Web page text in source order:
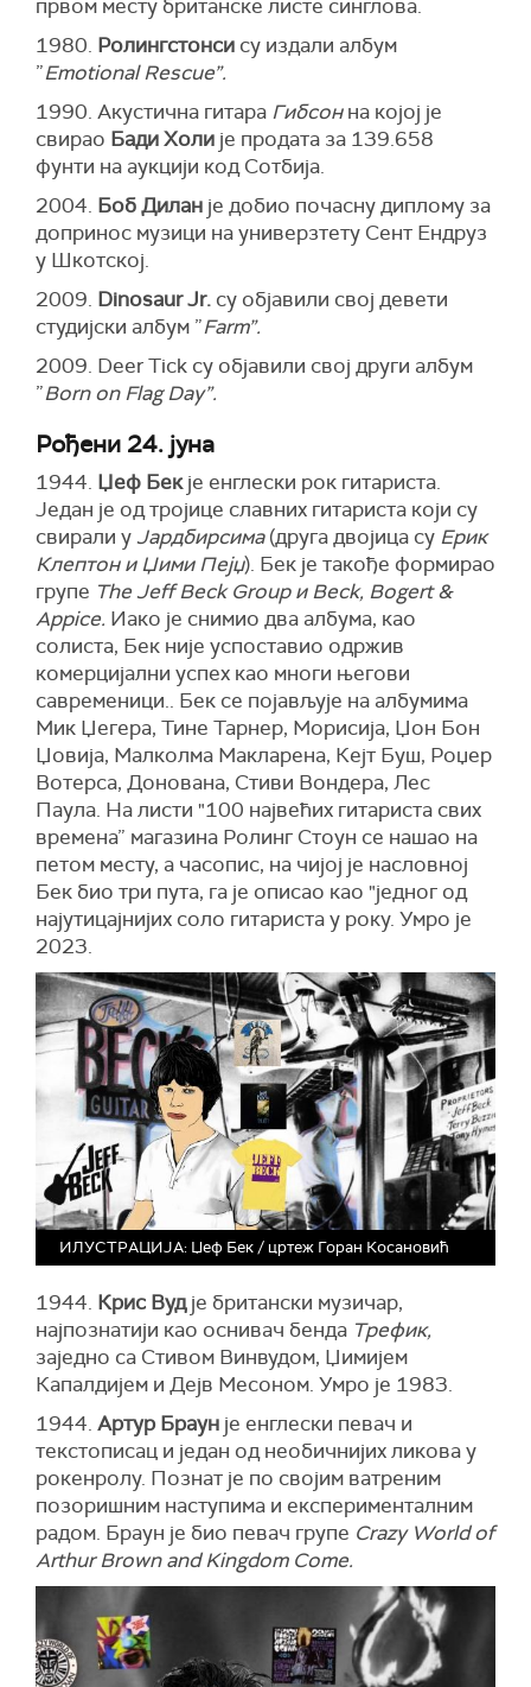
првом месту британске листе синглова.
1980. Ролингстонси су издали албум
”Emotional Rescue”.
1990. Акустична гитара Гибсонна којој је
свирао Бади Холи је продата за 139.658
фунти на аукцији код Сотбија.
2004. Боб Дилан је добио почасну диплому за
допринос музици на универзтету Сент Ендруз
у Шкотској.
2009. Dinosaur Jr. су објавили свој девети
студијски албум ”Farm”.
2009. Deer Tick су објавили свој други албум
”Born on Flag Day”.
Рођени 24. јуна
1944. Џеф Бекје енглески рок гитариста.
Један је од тројице славних гитариста који су
свирали у Јардбирсима(друга двојица су Ерик
Клептон и Џими Пејџ). Бек је такође формирао
групе The Jeff Beck Group и Beck, Bogert &
Appice. Иако је снимио два албума, као
солиста, Бек није успоставио одржив
комерцијални успех као многи његови
савременици.. Бек се појављује на албумима
Мик Џегера, Тине Тарнер, Морисија, Џон Бон
Џовија, Малколма Макларена, Кејт Буш, Роџер
Вотерса, Донована, Стиви Вондера, Лес
Паула. На листи "100 највећих гитариста свих
времена” магазина Ролинг Стоун се нашао на
петом месту, а часопис, на чијој је насловној
Бек био три пута, га је описао као "једног од
најутицајнијих соло гитариста у року. Умро је
2023.
ИЛУСТРАЦИЈА: Џеф Бек / цртеж Горан Косановић
1944. Крис Вудје британски музичар,
најпознатији као оснивач бенда Tрефик,
заједно са Стивом Винвудом, Џимијем
Капалдијем и Дејв Месоном. Умро је 1983.
1944. Артур Браун је енглески певач и
текстописац и један од необичнијих ликова у
рокенролу. Познат је по својим ватреним
позоришним наступима и експерименталним
радом. Браун је био певач групе Crazy World of
Arthur Brown and Kingdom Come.